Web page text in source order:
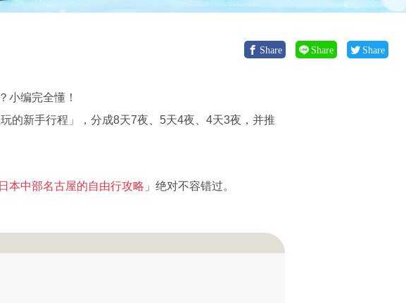
Share Share Share
小编完全懂！
的新手行程」，分成8天7夜、5天4夜、4天3夜，并推
本中部名古屋的自由行攻略 」绝对不容错过。